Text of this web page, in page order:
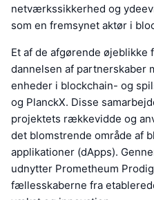
netværkssikkerhed og
som en fremsynet aktør i
Et af de afgørende øjeblikke
dannelsen af
enheder i blockchain- og
og PlanckX. Disse
projektets rækkevidde og
det blomstrende område af
applikationer (dApps).
udnytter Prometheum
fællesskaberne fra